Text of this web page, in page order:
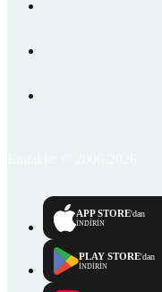
APP STORE'dan
İNDİRİN
PLAY STORE'dan
İNDİRİN